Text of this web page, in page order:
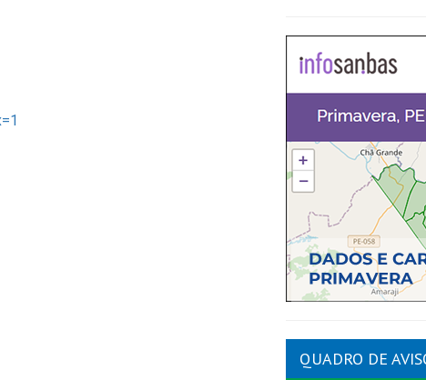
QUADRO DE